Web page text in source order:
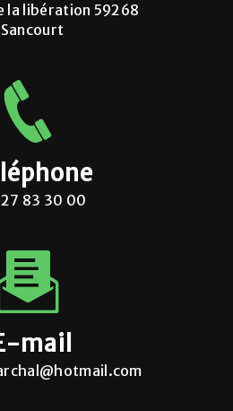
la libération 59268
Sancourt
83 30 00
mail